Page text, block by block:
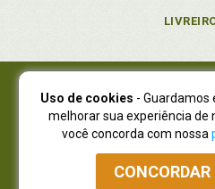
Juruá Editora Ltda.,
Juruá Informática Ltda.,
NOVO ENDEREÇO:R. Flávio
Curitiba - Paraná -
Atendimento: (41) 4009-3900|
Uso de cookies - Guardamos
melhorar sua experiência de
você concorda com nossa
CONCORDAR